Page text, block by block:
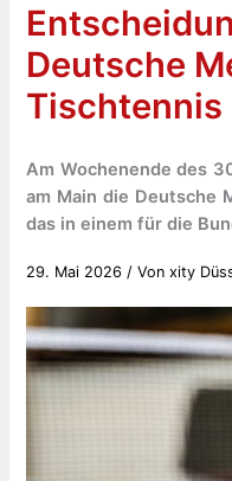
Deutsche
Tischtennis
Am Wochenende des
am Main die Deutsche
das in einem für die
29. Mai 2026 / Vonxity